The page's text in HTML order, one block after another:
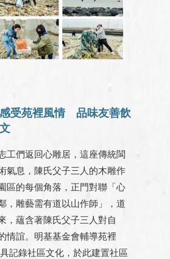
受苑裡風情 品味友善飲
工們返回心雕居，這座傳統閩
氣息，陳氏父子三人的木雕作
區的每個角落，正門對聯「心
，雕藝需有道以山作師」，道
，蘊含著陳氏父子三人對自
情誼。明基基金會輔導苑裡
記錄社區文化，於此建置社區